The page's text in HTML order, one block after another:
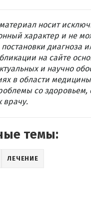
носит
характер и не
диагноза
на сайте
и научно
в области
со здоровьем,
врачу.
темы:
ЛЕЧЕНИЕ